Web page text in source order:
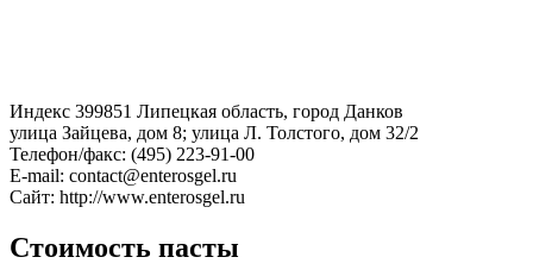
Индекс 399851 Липецкая область, город Данков
улица Зайцева, дом 8; улица Л. Толстого, дом 32/2
Телефон/факс: (495) 223-91-00
E-mail: contact@enterosgel.ru
Сайт: http://www.enterosgel.ru
Стоимость пасты